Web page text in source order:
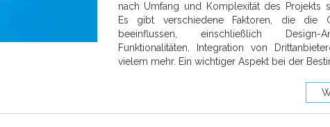
nach Umfang und Komplexität des Projekts
Es gibt verschiedene Faktoren, die die
beeinflussen, einschließlich Design-
Funktionalitäten, Integration von
vielem mehr. Ein wichtiger Aspekt bei der